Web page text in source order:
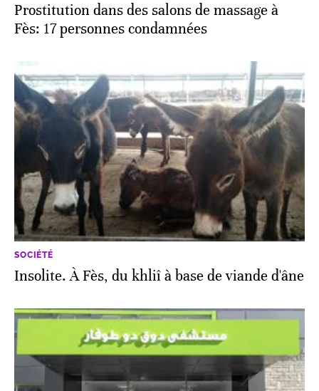
Prostitution dans des salons de massage à
Fès: 17 personnes condamnées
SOCIÉTÉ
Insolite. À Fès, du khliî à base de viande d'âne